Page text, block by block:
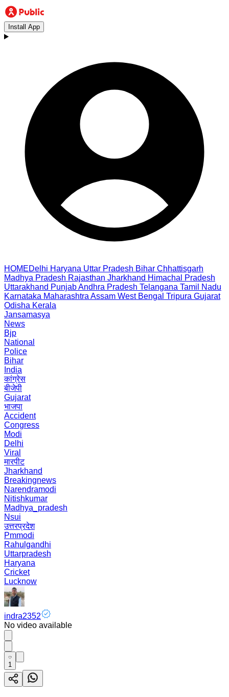
Install App
HOMEDelhi Haryana Uttar Pradesh Bihar Chhattisgarh
Madhya Pradesh Rajasthan Jharkhand Himachal Pradesh
Uttarakhand PunjabAndhra Pradesh Telangana Tamil Nadu
Karnataka Maharashtra Assam West Bengal Tripura Gujarat
Odisha Kerala
Jansamasya
News
Bjp
National
Police
Bihar
India
कांग्रेस
बीजेपी
Gujarat
भाजपा
Accident
Congress
Modi
Delhi
Viral
मारपीट
Jharkhand
Breakingnews
Narendramodi
Nitishkumar
Madhya_pradesh
Nsui
उत्तरप्रदेश
Pmmodi
Rahulgandhi
Uttarpradesh
Haryana
Cricket
Lucknow
indra2352
No video available
1